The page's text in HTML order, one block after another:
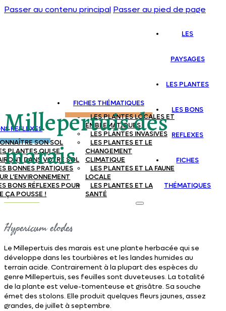
Passer au contenu principal Passer au pied de page
REFLEXES
SON SOL
PLANTES QUI SE
DANS VOTRE SOL
BONNES PRATIQUES
L’ENVIRONNEMENT
BONS RÉFLEXES POUR
ÇA POUSSE !
FICHES THÉMATIQUES
LES PLANTES LOCALES ET
EMBLEMATIQUES
LES PLANTES INVASIVES
LES PLANTES ET LE
CHANGEMENT
CLIMATIQUE
LES PLANTES ET LA FAUNE
LOCALE
LES PLANTES ET LA
SANTÉ
LES
PAYSAGES
LES PLANTES
LES BONS
REFLEXES
FICHES
THÉMATIQUES
Millepertuis des
marais
Hypericum elodes
Le Millepertuis des marais est une plante herbacée qui se
développe dans les tourbières et les landes humides au
terrain acide. Contrairement à la plupart des espèces du
genre Millepertuis, ses feuilles sont duveteuses. La totalité
de la plante est velue-tomenteuse et grisâtre. Sa souche
émet des stolons. Elle produit quelques fleurs jaunes, assez
grandes, de juillet à septembre.